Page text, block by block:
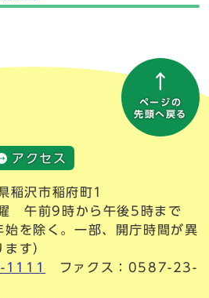
ページの
先頭へ戻る
アクセス
沢市稲府町1
午前9時から午後5時まで
始を除く。一部、開庁時間が異
す）
1111
ファクス：0587-23-